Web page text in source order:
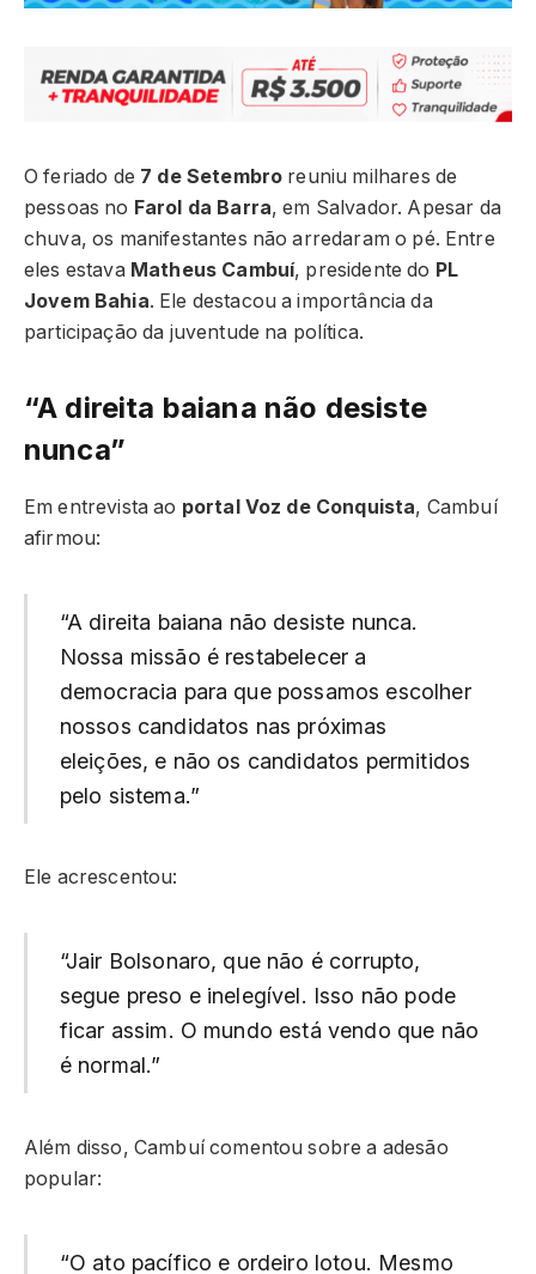
O feriado de 7 de Setembro reuniu milhares de
pessoas no Farol da Barra, em Salvador. Apesar da
chuva, os manifestantes não arredaram o pé. Entre
eles estava Matheus Cambuí, presidente do PL
Jovem Bahia. Ele destacou a importância da
participação da juventude na política.
“A direita baiana não desiste
nunca”
Em entrevista ao portal Voz de Conquista, Cambuí
afirmou:
“A direita baiana não desiste nunca.
Nossa missão é restabelecer a
democracia para que possamos escolher
nossos candidatos nas próximas
eleições, e não os candidatos permitidos
pelo sistema.”
Ele acrescentou:
“Jair Bolsonaro, que não é corrupto,
segue preso e inelegível. Isso não pode
ficar assim. O mundo está vendo que não
é normal.”
Além disso, Cambuí comentou sobre a adesão
popular:
“O ato pacífico e ordeiro lotou. Mesmo